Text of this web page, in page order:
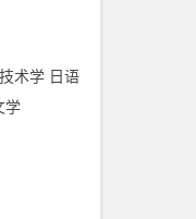
术学 日语
学